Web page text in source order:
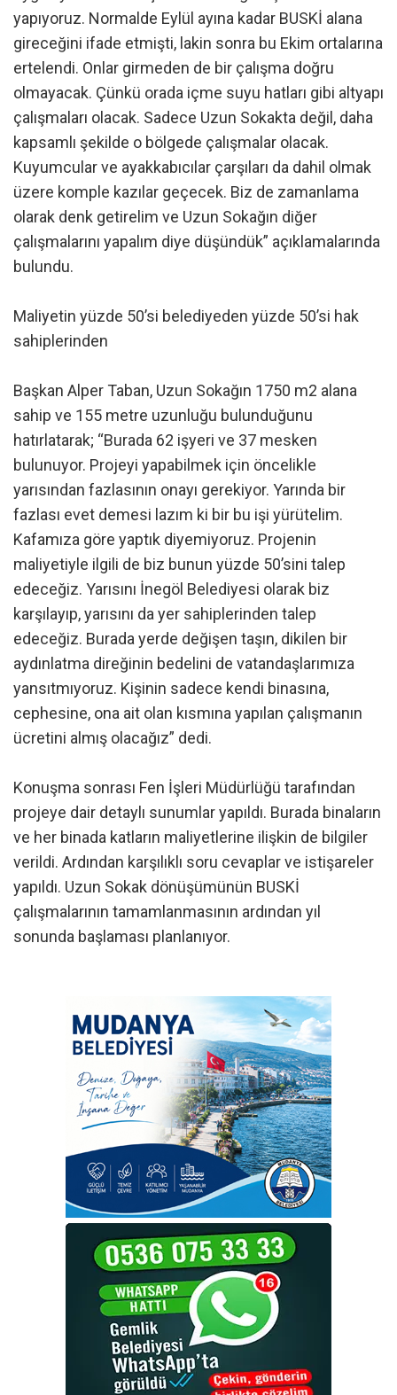
yapıyoruz. Normalde Eylül ayına kadar BUSKİ alana
gireceğini ifade etmişti, lakin sonra bu Ekim ortalarına
ertelendi. Onlar girmeden de bir çalışma doğru
olmayacak. Çünkü orada içme suyu hatları gibi altyapı
çalışmaları olacak. Sadece Uzun Sokakta değil, daha
kapsamlı şekilde o bölgede çalışmalar olacak.
Kuyumcular ve ayakkabıcılar çarşıları da dahil olmak
üzere komple kazılar geçecek. Biz de zamanlama
olarak denk getirelim ve Uzun Sokağın diğer
çalışmalarını yapalım diye düşündük” açıklamalarında
bulundu.
Maliyetin yüzde 50’si belediyeden yüzde 50’si hak
sahiplerinden
Başkan Alper Taban, Uzun Sokağın 1750 m2 alana
sahip ve 155 metre uzunluğu bulunduğunu
hatırlatarak; “Burada 62 işyeri ve 37 mesken
bulunuyor. Projeyi yapabilmek için öncelikle
yarısından fazlasının onayı gerekiyor. Yarında bir
fazlası evet demesi lazım ki bir bu işi yürütelim.
Kafamıza göre yaptık diyemiyoruz. Projenin
maliyetiyle ilgili de biz bunun yüzde 50’sini talep
edeceğiz. Yarısını İnegöl Belediyesi olarak biz
karşılayıp, yarısını da yer sahiplerinden talep
edeceğiz. Burada yerde değişen taşın, dikilen bir
aydınlatma direğinin bedelini de vatandaşlarımıza
yansıtmıyoruz. Kişinin sadece kendi binasına,
cephesine, ona ait olan kısmına yapılan çalışmanın
ücretini almış olacağız” dedi.
Konuşma sonrası Fen İşleri Müdürlüğü tarafından
projeye dair detaylı sunumlar yapıldı. Burada binaların
ve her binada katların maliyetlerine ilişkin de bilgiler
verildi. Ardından karşılıklı soru cevaplar ve istişareler
yapıldı. Uzun Sokak dönüşümünün BUSKİ
çalışmalarının tamamlanmasının ardından yıl
sonunda başlaması planlanıyor.